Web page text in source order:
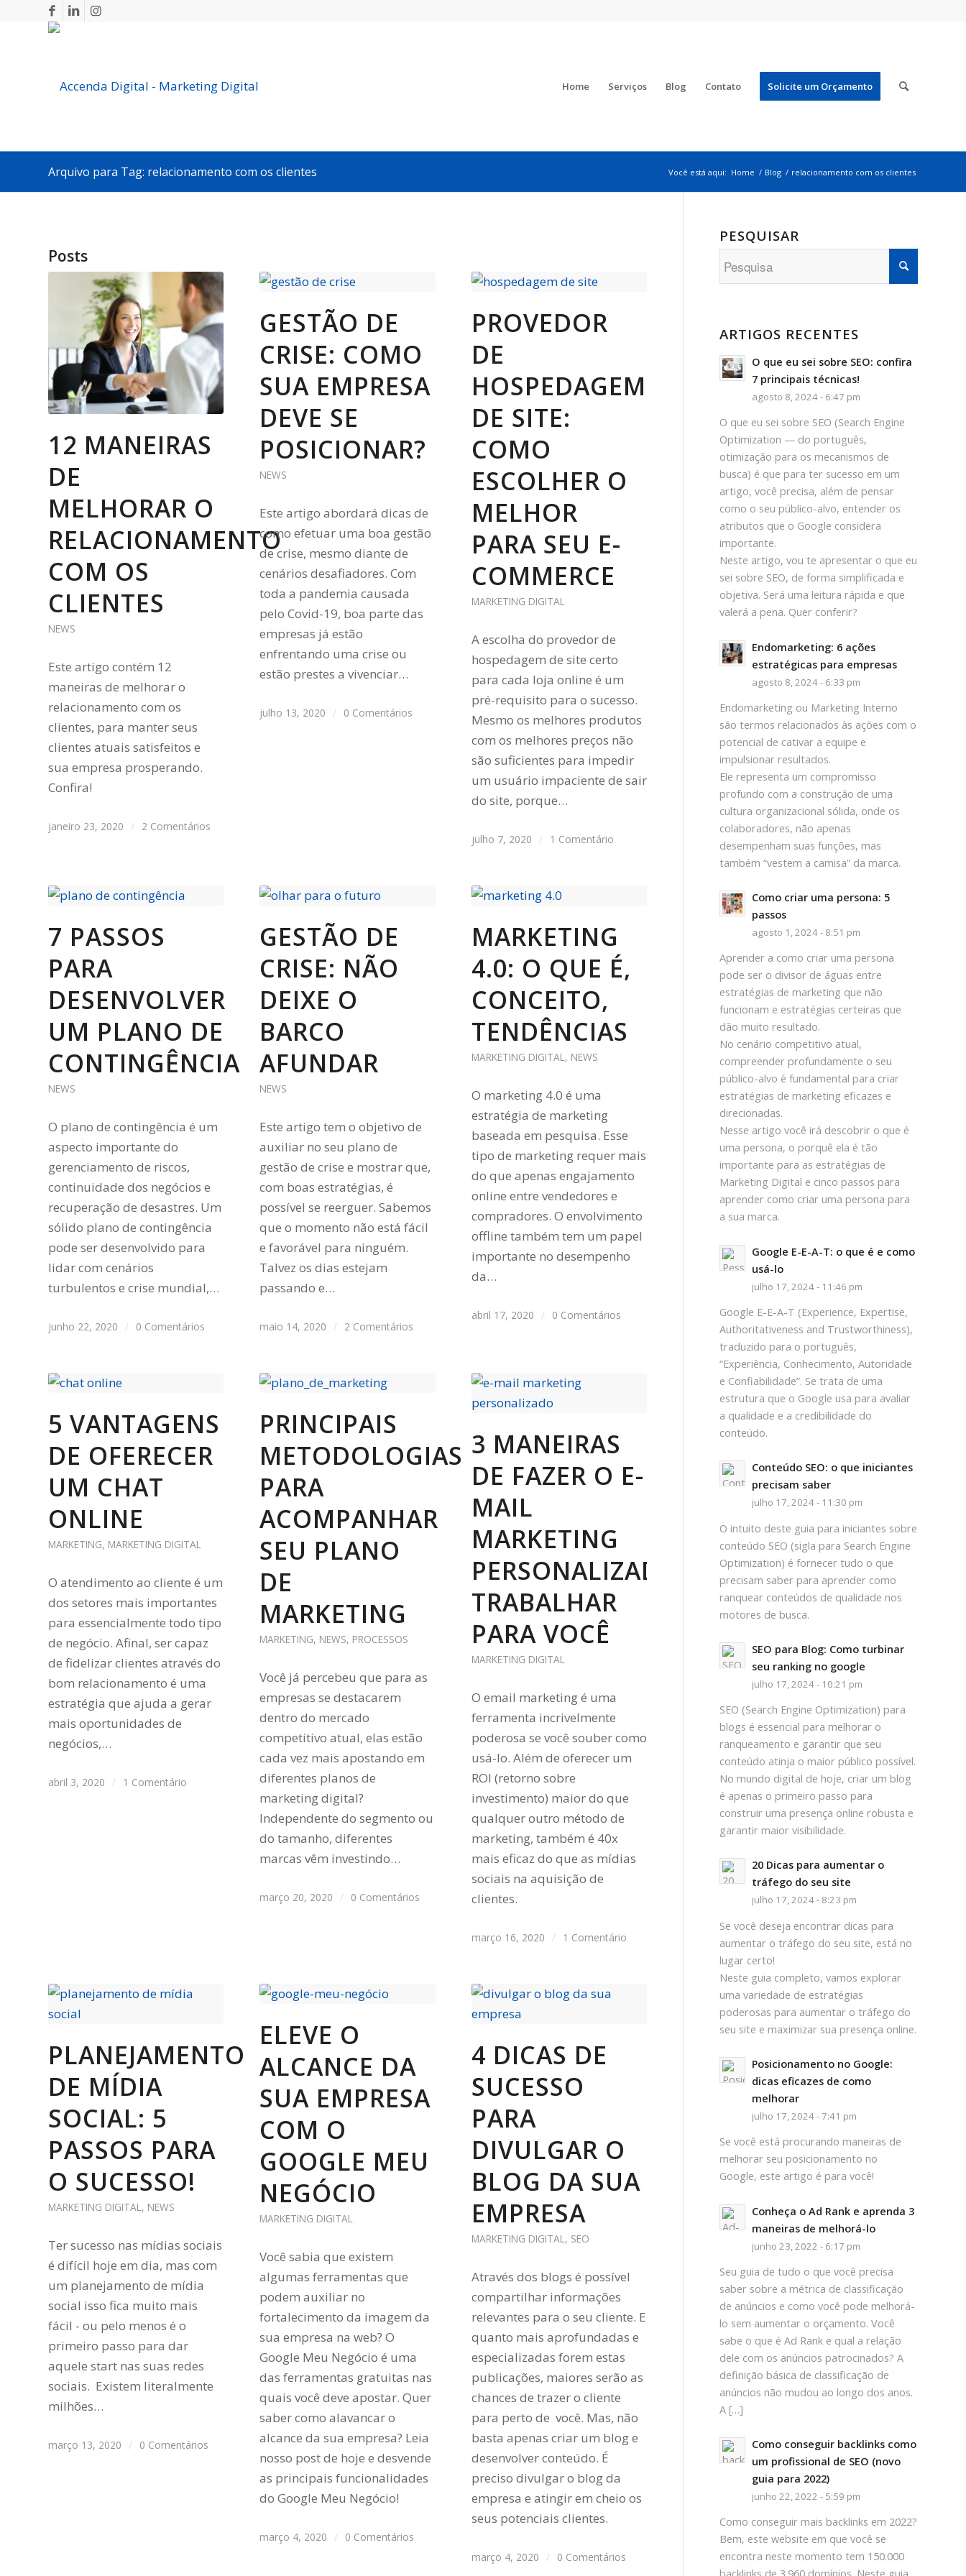
Home Serviços Blog Contato Solicite um Orçamento
Arquivo para Tag: relacionamento com os clientes Você está aqui: Home / Blog / relacionamento com os clientes
Posts
12 MANEIRAS
DE
MELHORAR O
RELACIONAMENTO
COM OS
CLIENTES
NEWS
Este artigo contém 12
maneiras de melhorar o
relacionamento com os
clientes, para manter seus
clientes atuais satisfeitos e
sua empresa prosperando.
Confira!
janeiro 23, 2020 / 2 Comentários
GESTÃO DE
CRISE: COMO
SUA EMPRESA
DEVE SE
POSICIONAR?
NEWS
Este artigo abordará dicas de
como efetuar uma boa gestão
de crise, mesmo diante de
cenários desafiadores. Com
toda a pandemia causada
pelo Covid-19, boa parte das
empresas já estão
enfrentando uma crise ou
estão prestes a vivenciar…
julho 13, 2020 / 0 Comentários
PROVEDOR
DE
HOSPEDAGEM
DE SITE:
COMO
ESCOLHER O
MELHOR
PARA SEU E-
COMMERCE
MARKETING DIGITAL
A escolha do provedor de
hospedagem de site certo
para cada loja online é um
pré-requisito para o sucesso.
Mesmo os melhores produtos
com os melhores preços não
são suficientes para impedir
um usuário impaciente de sair
do site, porque…
julho 7, 2020 / 1 Comentário
7 PASSOS
PARA
DESENVOLVER
UM PLANO DE
CONTINGÊNCIA
NEWS
O plano de contingência é um
aspecto importante do
gerenciamento de riscos,
continuidade dos negócios e
recuperação de desastres. Um
sólido plano de contingência
pode ser desenvolvido para
lidar com cenários
turbulentos e crise mundial,…
junho 22, 2020 / 0 Comentários
GESTÃO DE
CRISE: NÃO
DEIXE O
BARCO
AFUNDAR
NEWS
Este artigo tem o objetivo de
auxiliar no seu plano de
gestão de crise e mostrar que,
com boas estratégias, é
possível se reerguer. Sabemos
que o momento não está fácil
e favorável para ninguém.
Talvez os dias estejam
passando e…
maio 14, 2020 / 2 Comentários
MARKETING
4.0: O QUE É,
CONCEITO,
TENDÊNCIAS
MARKETING DIGITAL, NEWS
O marketing 4.0 é uma
estratégia de marketing
baseada em pesquisa. Esse
tipo de marketing requer mais
do que apenas engajamento
online entre vendedores e
compradores. O envolvimento
offline também tem um papel
importante no desempenho
da…
abril 17, 2020 / 0 Comentários
5 VANTAGENS
DE OFERECER
UM CHAT
ONLINE
MARKETING, MARKETING DIGITAL
O atendimento ao cliente é um
dos setores mais importantes
para essencialmente todo tipo
de negócio. Afinal, ser capaz
de fidelizar clientes através do
bom relacionamento é uma
estratégia que ajuda a gerar
mais oportunidades de
negócios,…
abril 3, 2020 / 1 Comentário
PRINCIPAIS
METODOLOGIAS
PARA
ACOMPANHAR
SEU PLANO
DE
MARKETING
MARKETING, NEWS, PROCESSOS
Você já percebeu que para as
empresas se destacarem
dentro do mercado
competitivo atual, elas estão
cada vez mais apostando em
diferentes planos de
marketing digital?
Independente do segmento ou
do tamanho, diferentes
marcas vêm investindo…
março 20, 2020 / 0 Comentários
3 MANEIRAS
DE FAZER O E-
MAIL
MARKETING
PERSONALIZADO
TRABALHAR
PARA VOCÊ
MARKETING DIGITAL
O email marketing é uma
ferramenta incrivelmente
poderosa se você souber como
usá-lo. Além de oferecer um
ROI (retorno sobre
investimento) maior do que
qualquer outro método de
marketing, também é 40x
mais eficaz do que as mídias
sociais na aquisição de
clientes.
março 16, 2020 / 1 Comentário
PLANEJAMENTO
DE MÍDIA
SOCIAL: 5
PASSOS PARA
O SUCESSO!
MARKETING DIGITAL, NEWS
Ter sucesso nas mídias sociais
é difícil hoje em dia, mas com
um planejamento de mídia
social isso fica muito mais
fácil - ou pelo menos é o
primeiro passo para dar
aquele start nas suas redes
sociais. Existem literalmente
milhões…
março 13, 2020 / 0 Comentários
ELEVE O
ALCANCE DA
SUA EMPRESA
COM O
GOOGLE MEU
NEGÓCIO
MARKETING DIGITAL
Você sabia que existem
algumas ferramentas que
podem auxiliar no
fortalecimento da imagem da
sua empresa na web? O
Google Meu Negócio é uma
das ferramentas gratuitas nas
quais você deve apostar. Quer
saber como alavancar o
alcance da sua empresa? Leia
nosso post de hoje e desvende
as principais funcionalidades
do Google Meu Negócio!
março 4, 2020 / 0 Comentários
4 DICAS DE
SUCESSO
PARA
DIVULGAR O
BLOG DA SUA
EMPRESA
MARKETING DIGITAL, SEO
Através dos blogs é possível
compartilhar informações
relevantes para o seu cliente. E
quanto mais aprofundadas e
especializadas forem estas
publicações, maiores serão as
chances de trazer o cliente
para perto de você. Mas, não
basta apenas criar um blog e
desenvolver conteúdo. É
preciso divulgar o blog da
empresa e atingir em cheio os
seus potenciais clientes.
março 4, 2020 / 0 Comentários
PESQUISAR
ARTIGOS RECENTES
O que eu sei sobre SEO: confira
7 principais técnicas!
agosto 8, 2024 - 6:47 pm
O que eu sei sobre SEO (Search Engine
Optimization — do português,
otimização para os mecanismos de
busca) é que para ter sucesso em um
artigo, você precisa, além de pensar
como o seu público-alvo, entender os
atributos que o Google considera
importante.
Neste artigo, vou te apresentar o que eu
sei sobre SEO, de forma simplificada e
objetiva. Será uma leitura rápida e que
valerá a pena. Quer conferir?
Endomarketing: 6 ações
estratégicas para empresas
agosto 8, 2024 - 6:33 pm
Endomarketing ou Marketing Interno
são termos relacionados às ações com o
potencial de cativar a equipe e
impulsionar resultados.
Ele representa um compromisso
profundo com a construção de uma
cultura organizacional sólida, onde os
colaboradores, não apenas
desempenham suas funções, mas
também “vestem a camisa” da marca.
Como criar uma persona: 5
passos
agosto 1, 2024 - 8:51 pm
Aprender a como criar uma persona
pode ser o divisor de águas entre
estratégias de marketing que não
funcionam e estratégias certeiras que
dão muito resultado.
No cenário competitivo atual,
compreender profundamente o seu
público-alvo é fundamental para criar
estratégias de marketing eficazes e
direcionadas.
Nesse artigo você irá descobrir o que é
uma persona, o porquê ela é tão
importante para as estratégias de
Marketing Digital e cinco passos para
aprender como criar uma persona para
a sua marca.
Google E-E-A-T: o que é e como
usá-lo
julho 17, 2024 - 11:46 pm
Google E-E-A-T (Experience, Expertise,
Authoritativeness and Trustworthiness),
traduzido para o português,
“Experiência, Conhecimento, Autoridade
e Confiabilidade”. Se trata de uma
estrutura que o Google usa para avaliar
a qualidade e a credibilidade do
conteúdo.
Conteúdo SEO: o que iniciantes
precisam saber
julho 17, 2024 - 11:30 pm
O intuito deste guia para iniciantes sobre
conteúdo SEO (sigla para Search Engine
Optimization) é fornecer tudo o que
precisam saber para aprender como
ranquear conteúdos de qualidade nos
motores de busca.
SEO para Blog: Como turbinar
seu ranking no google
julho 17, 2024 - 10:21 pm
SEO (Search Engine Optimization) para
blogs é essencial para melhorar o
ranqueamento e garantir que seu
conteúdo atinja o maior público possível.
No mundo digital de hoje, criar um blog
é apenas o primeiro passo para
construir uma presença online robusta e
garantir maior visibilidade.
20 Dicas para aumentar o
tráfego do seu site
julho 17, 2024 - 8:23 pm
Se você deseja encontrar dicas para
aumentar o tráfego do seu site, está no
lugar certo!
Neste guia completo, vamos explorar
uma variedade de estratégias
poderosas para aumentar o tráfego do
seu site e maximizar sua presença online.
Posicionamento no Google:
dicas eficazes de como
melhorar
julho 17, 2024 - 7:41 pm
Se você está procurando maneiras de
melhorar seu posicionamento no
Google, este artigo é para você!
Conheça o Ad Rank e aprenda 3
maneiras de melhorá-lo
junho 23, 2022 - 6:17 pm
Seu guia de tudo o que você precisa
saber sobre a métrica de classificação
de anúncios e como você pode melhorá-
lo sem aumentar o orçamento. Você
sabe o que é Ad Rank e qual a relação
dele com os anúncios patrocinados? A
definição básica de classificação de
anúncios não mudou ao longo dos anos.
A […]
Como conseguir backlinks como
um profissional de SEO (novo
guia para 2022)
junho 22, 2022 - 5:59 pm
Como conseguir mais backlinks em 2022?
Bem, este website em que você se
encontra neste momento tem 150.000